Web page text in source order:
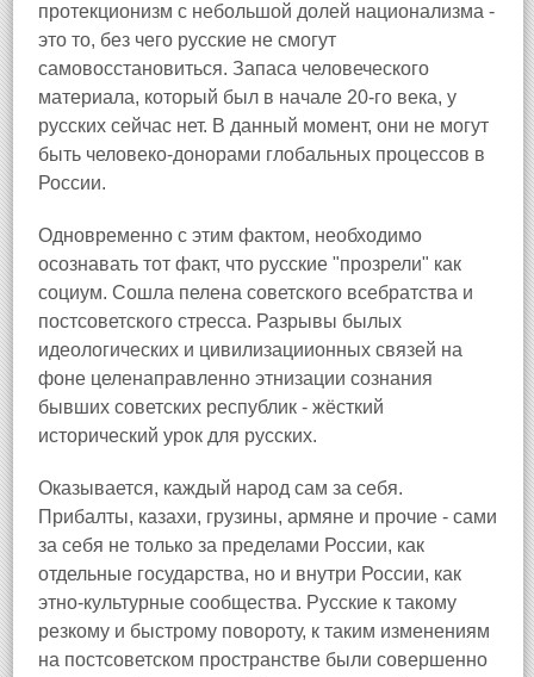
протекционизм с небольшой долей национализма -
это то, без чего русские не смогут
самовосстановиться. Запаса человеческого
материала, который был в начале 20-го века, у
русских сейчас нет. В данный момент, они не могут
быть человеко-донорами глобальных процессов в
России.
Одновременно с этим фактом, необходимо
осознавать тот факт, что русские "прозрели" как
социум. Сошла пелена советского всебратства и
постсоветского стресса. Разрывы былых
идеологических и цивилизациионных связей на
фоне целенаправленно этнизации сознания
бывших советских республик - жёсткий
исторический урок для русских.
Оказывается, каждый народ сам за себя.
Прибалты, казахи, грузины, армяне и прочие - сами
за себя не только за пределами России, как
отдельные государства, но и внутри России, как
этно-культурные сообщества. Русские к такому
резкому и быстрому повороту, к таким изменениям
на постсоветском пространстве были совершенно